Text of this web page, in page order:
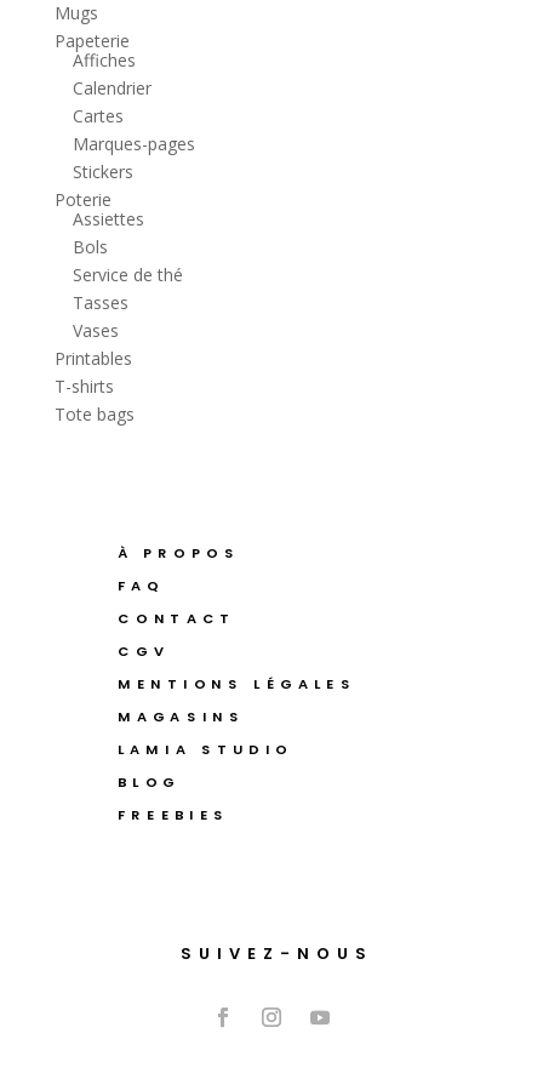
Mugs
Papeterie
Affiches
Calendrier
Cartes
Marques-pages
Stickers
Poterie
Assiettes
Bols
Service de thé
Tasses
Vases
Printables
T-shirts
Tote bags
À PROPOS
FAQ
CONTACT
CGV
MENTIONS LÉGALES
MAGASINS
LAMIA STUDIO
BLOG
FREEBIES
SUIVEZ-NOUS